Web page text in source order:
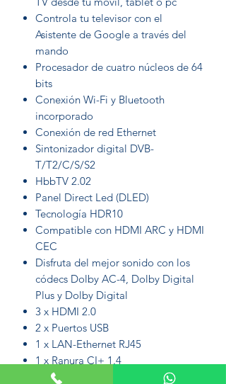
Controla tu televisor con el
Asistente de Google a través del
mando
Procesador de cuatro núcleos de 64
bits
Conexión Wi-Fi y Bluetooth
incorporado
Conexión de red Ethernet
Sintonizador digital DVB-
T/T2/C/S/S2
HbbTV 2.02
Panel Direct Led (DLED)
Tecnología HDR10
Compatible con HDMI ARC y HDMI
CEC
Disfruta del mejor sonido con los
códecs Dolby AC-4, Dolby Digital
Plus y Dolby Digital
3 x HDMI 2.0
2 x Puertos USB
1 x LAN-Ethernet RJ45
1 x Ranura CI+ 1.4
1 x Salida de auriculares